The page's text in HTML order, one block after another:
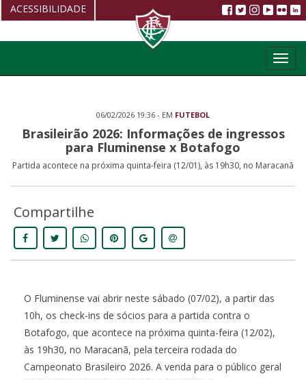
06/02/2026 19:36 - EM FUTEBOL
Brasileirão 2026: Informações de ingressos
para Fluminense x Botafogo
Partida acontece na próxima quinta-feira (12/01), às 19h30, no Maracanã
Compartilhe
O Fluminense vai abrir neste sábado (07/02), a partir das
10h, os check-ins de sócios para a partida contra o
Botafogo, que acontece na próxima quinta-feira (12/02),
às 19h30, no Maracanã, pela terceira rodada do
Campeonato Brasileiro 2026. A venda para o público geral
ACESSIBILIDADE